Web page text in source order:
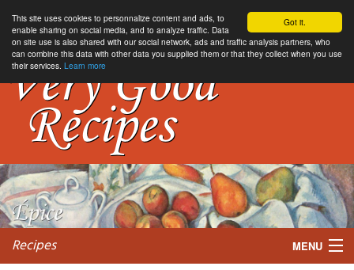
Got it.
This site uses cookies to personnalize content and ads, to
enable sharing on social media, and to analyze traffic. Data
on site use is also shared with our social network, ads and traffic analysis partners, who
can combine this data with other data you supplied them or that they collect when you use
their services. Learn more
Recipes MENU